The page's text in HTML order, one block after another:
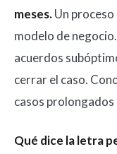
meses.Un
modelo de
acuerdos
cerrar el caso.
casos
Qué dice la letra